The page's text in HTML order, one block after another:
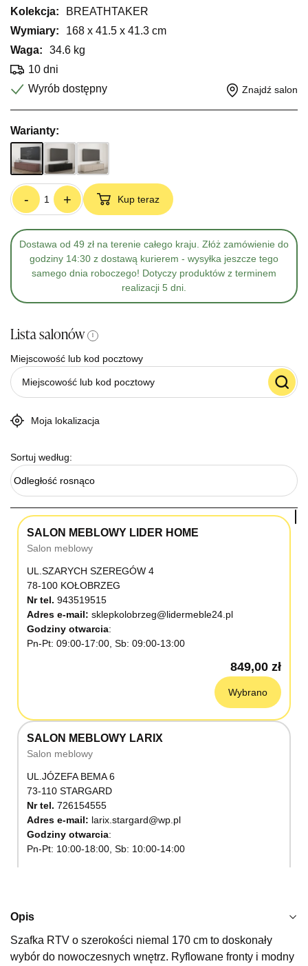
Kolekcja:
BREATHTAKER
Wymiary:
168 x 41.5 x 41.3 cm
Waga:
34.6 kg
10 dni
Wyrób dostępny
Znajdź salon
Warianty:
- + Kup teraz
Dostawa od 49 zł na terenie całego kraju. Złóż zamówienie do
godziny 14:30 z dostawą kurierem - wysyłka jeszcze tego
samego dnia roboczego! Dotyczy produktów z terminem
realizacji 5 dni.
Lista salonów i
Miejscowość lub kod pocztowy
Moja lokalizacja
Sortuj według:
Odległość rosnąco
SALON MEBLOWY LIDER HOME
Salon meblowy
UL.SZARYCH SZEREGÓW 4
78-100 KOŁOBRZEG
Nr tel. 943519515
Adres e-mail: sklepkolobrzeg@lidermeble24.pl
Godziny otwarcia
Pn-Pt: 09:00-17:00, Sb: 09:00-13:00
849,00 zł
Wybrano
SALON MEBLOWY LARIX
Salon meblowy
UL.JÓZEFA BEMA 6
73-110 STARGARD
Nr tel. 726154555
Adres e-mail: larix.stargard@wp.pl
Godziny otwarcia
Pn-Pt: 10:00-18:00, Sb: 10:00-14:00
SALON MEBLOWY KUBUŚ
Salon meblowy
Opis
Szafka RTV o szerokości niemal 170 cm to doskonały
wybór do nowoczesnych wnętrz. Ryflowane fronty i modny